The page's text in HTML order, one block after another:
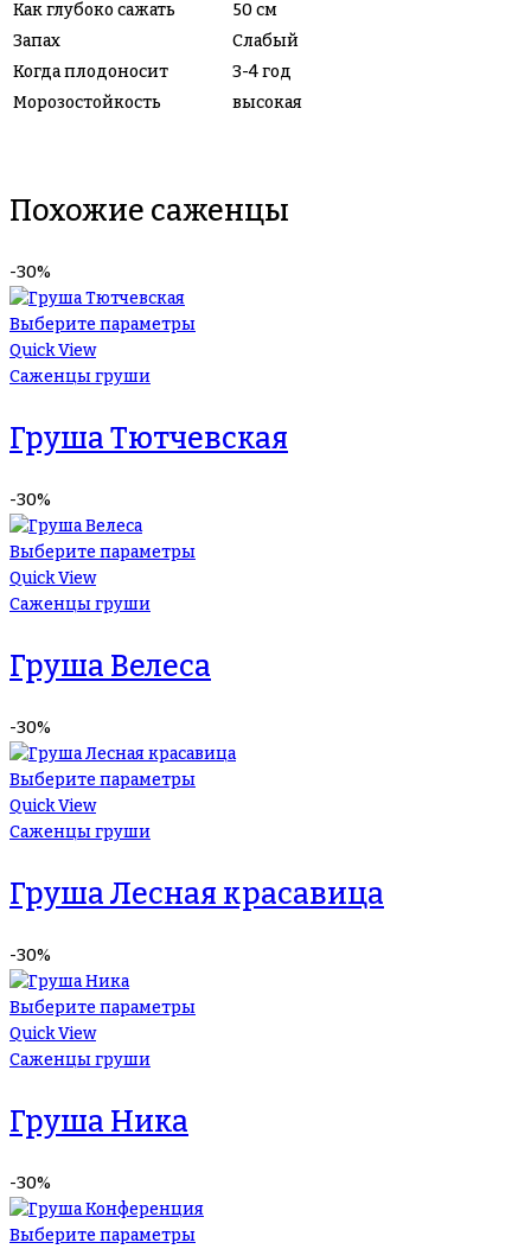
Как глубоко сажать
50 см
Запах
Слабый
Когда плодоносит
3-4 год
Морозостойкость
высокая
Похожие саженцы
-30%
Выберите параметры
Quick View
Саженцы груши
Груша Тютчевская
-30%
Выберите параметры
Quick View
Саженцы груши
Груша Велеса
-30%
Выберите параметры
Quick View
Саженцы груши
Груша Лесная красавица
-30%
Выберите параметры
Quick View
Саженцы груши
Груша Ника
-30%
Выберите параметры